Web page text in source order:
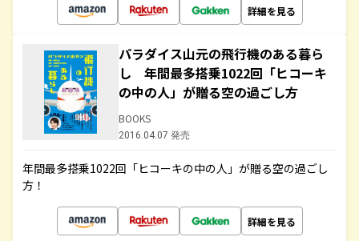
詳細を見る
パラダイス山元の飛行機のある暮ら
し 年間最多搭乗1022回「ヒコーキ
の中の人」が贈る空の過ごし方
BOOKS
2016.04.07 発売
年間最多搭乗1022回「ヒコーキの中の人」が贈る空の過ごし
方！
詳細を見る